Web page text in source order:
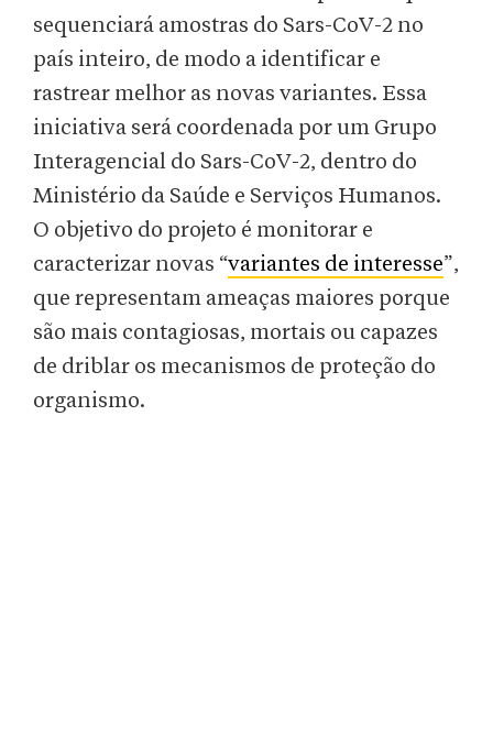
sequenciará amostras do Sars-CoV-2 no
país inteiro, de modo a identificar e
rastrear melhor as novas variantes. Essa
iniciativa será coordenada por um Grupo
Interagencial do Sars-CoV-2, dentro do
Ministério da Saúde e Serviços Humanos.
O objetivo do projeto é monitorar e
caracterizar novas “variantes de interesse”,
que representam ameaças maiores porque
são mais contagiosas, mortais ou capazes
de driblar os mecanismos de proteção do
organismo.